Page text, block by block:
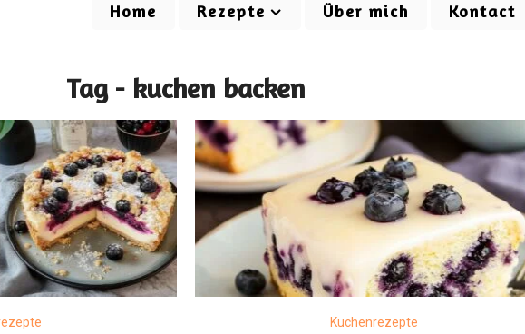
Home Rezepte Über mich Kontact
Tag - kuchen backen
Kuchenrezepte